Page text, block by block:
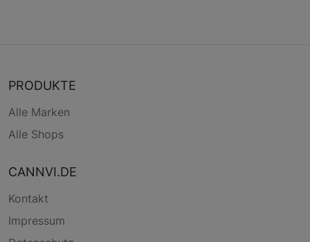
PRODUKTE
Alle Marken
Alle Shops
CANNVI.DE
Kontakt
Impressum